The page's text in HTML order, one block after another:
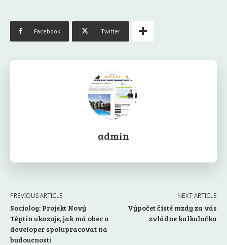
Facebook Twitter
admin
PREVIOUS ARTICLE
Sociolog: Projekt Nový
Těptín ukazuje, jak má obec a
developer spolupracovat na
budoucnosti
NEXT ARTICLE
Výpočet čisté mzdy za vás
zvládne kalkulačka